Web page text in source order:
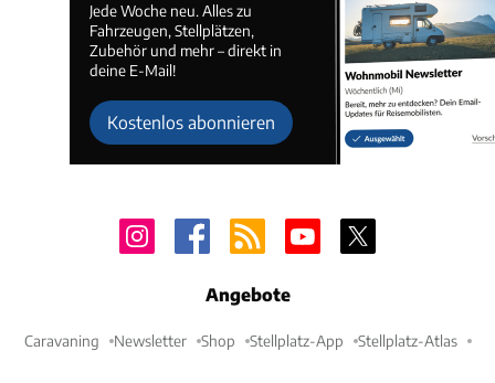
Jede Woche neu. Alles zu
Fahrzeugen, Stellplätzen,
Zubehör und mehr – direkt in
deine E-Mail!
Kostenlos abonnieren
Angebote
Caravaning Newsletter Shop Stellplatz-App Stellplatz-Atlas